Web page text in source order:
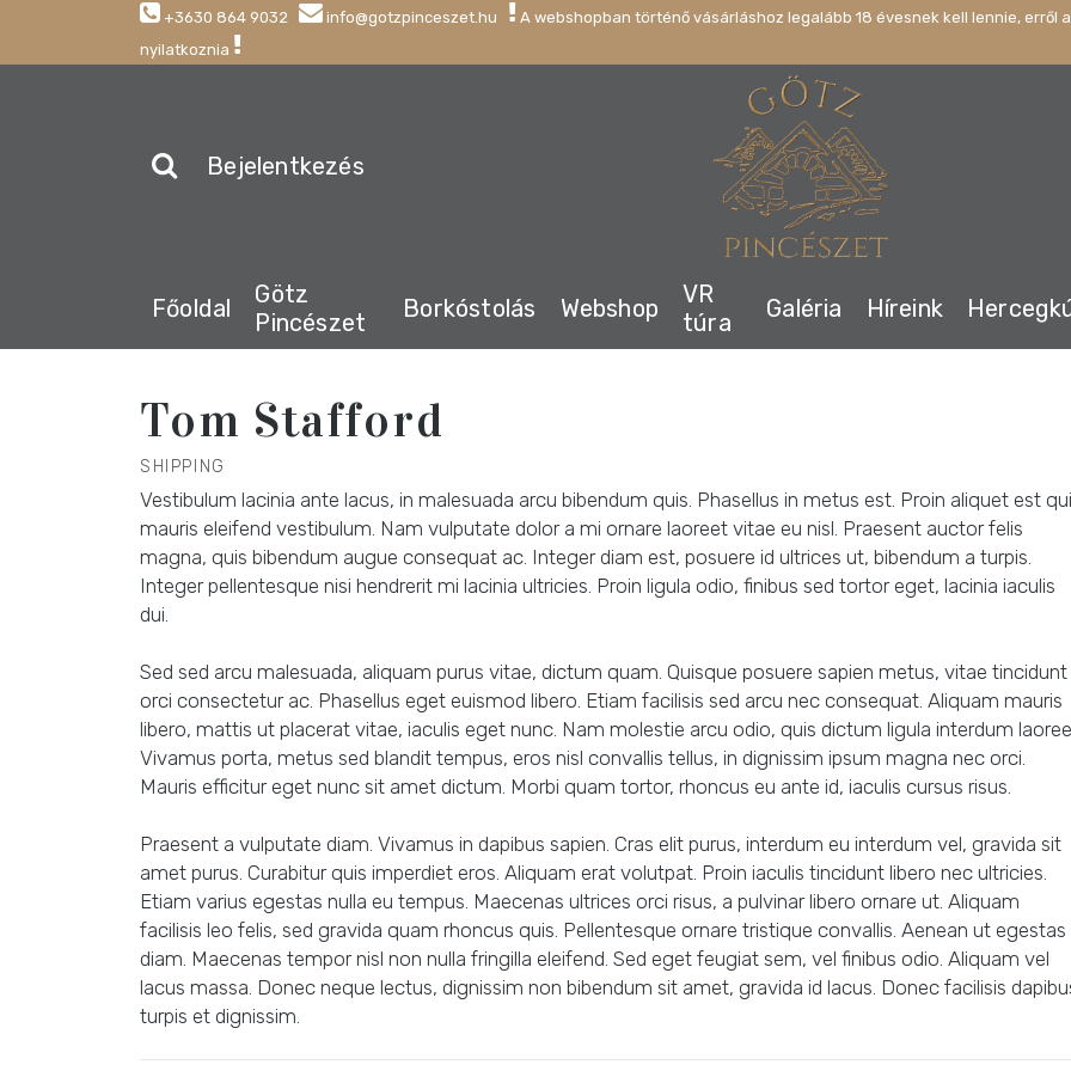
+3630 864 9032 info@gotzpinceszet.hu
A webshopban történő vásárláshoz legalább 18 évesnek kell lennie,
nyilatkoznia
Bejelentkezés
Főoldal
Götz
Pincészet
Borkóstolás Webshop
VR
túra
Galéria Híreink
Tom Stafford
SHIPPING
Vestibulum lacinia ante lacus, in malesuada arcu bibendum quis. Phasellus in metus est. Proin aliquet est
mauris eleifend vestibulum. Nam vulputate dolor a mi ornare laoreet vitae eu nisl. Praesent auctor felis
magna, quis bibendum augue consequat ac. Integer diam est, posuere id ultrices ut, bibendum a turpis.
Integer pellentesque nisi hendrerit mi lacinia ultricies. Proin ligula odio, finibus sed tortor eget, lacinia iaculis
dui.
Sed sed arcu malesuada, aliquam purus vitae, dictum quam. Quisque posuere sapien metus, vitae tincidunt
orci consectetur ac. Phasellus eget euismod libero. Etiam facilisis sed arcu nec consequat. Aliquam mauris
libero, mattis ut placerat vitae, iaculis eget nunc. Nam molestie arcu odio, quis dictum ligula interdum
Vivamus porta, metus sed blandit tempus, eros nisl convallis tellus, in dignissim ipsum magna nec orci.
Mauris efficitur eget nunc sit amet dictum. Morbi quam tortor, rhoncus eu ante id, iaculis cursus risus.
Praesent a vulputate diam. Vivamus in dapibus sapien. Cras elit purus, interdum eu interdum vel, gravida sit
amet purus. Curabitur quis imperdiet eros. Aliquam erat volutpat. Proin iaculis tincidunt libero nec ultricies.
Etiam varius egestas nulla eu tempus. Maecenas ultrices orci risus, a pulvinar libero ornare ut. Aliquam
facilisis leo felis, sed gravida quam rhoncus quis. Pellentesque ornare tristique convallis. Aenean ut egestas
diam. Maecenas tempor nisl non nulla fringilla eleifend. Sed eget feugiat sem, vel finibus odio. Aliquam vel
lacus massa. Donec neque lectus, dignissim non bibendum sit amet, gravida id lacus. Donec facilisis
turpis et dignissim.